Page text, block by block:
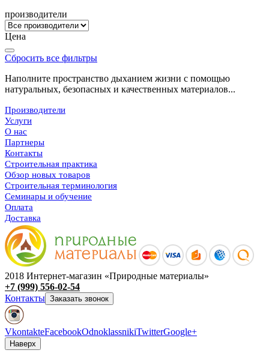
производители
Цена
Сбросить все фильтры
Наполните пространство дыханием жизни с помощью
натуральных, безопасных и качественных материалов...
Производители
Услуги
О нас
Партнеры
Контакты
Строительная практика
Обзор новых товаров
Строительная терминология
Семинары и обучение
Оплата
Доставка
2018 Интернет-магазин «Природные материалы»
+7 (999) 556-02-54
Контакты Заказать звонок
VkontakteFacebookOdnoklassnikiTwitterGoogle+
Наверх